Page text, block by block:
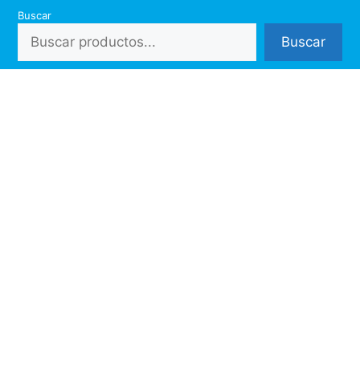
Saltar
contenido
Buscar
Buscar